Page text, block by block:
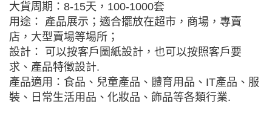
大貨周期：8-15天，100-1000套
用途： 產品展示；適合擺放在超市，商場，專賣
店，大型賣場等場所；
設計： 可以按客戶圖紙設計，也可以按照客戶要
求、產品特徵設計.
產品適用：食品、兒童產品、體育用品、IT產品、服
裝、日常生活用品、化妝品、飾品等各類行業.